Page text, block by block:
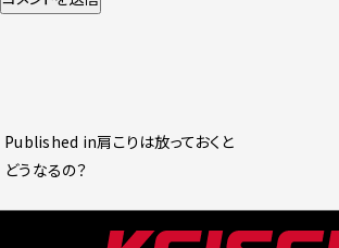
投
稿
ビ
Published in肩こりは放っておくと
どうなるの？